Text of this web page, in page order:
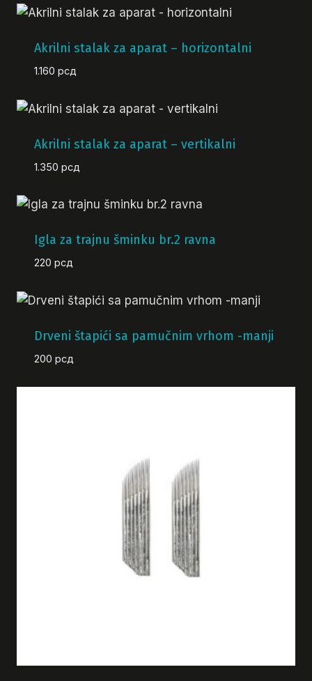
je
je:
Akrilni stalak za aparat – horizontalni
1.160 рсд
Akrilni stalak za aparat – vertikalni
1.350 рсд
Igla za trajnu šminku br.2 ravna
220 рсд
Drveni štapići sa pamučnim vrhom -manji
200 рсд